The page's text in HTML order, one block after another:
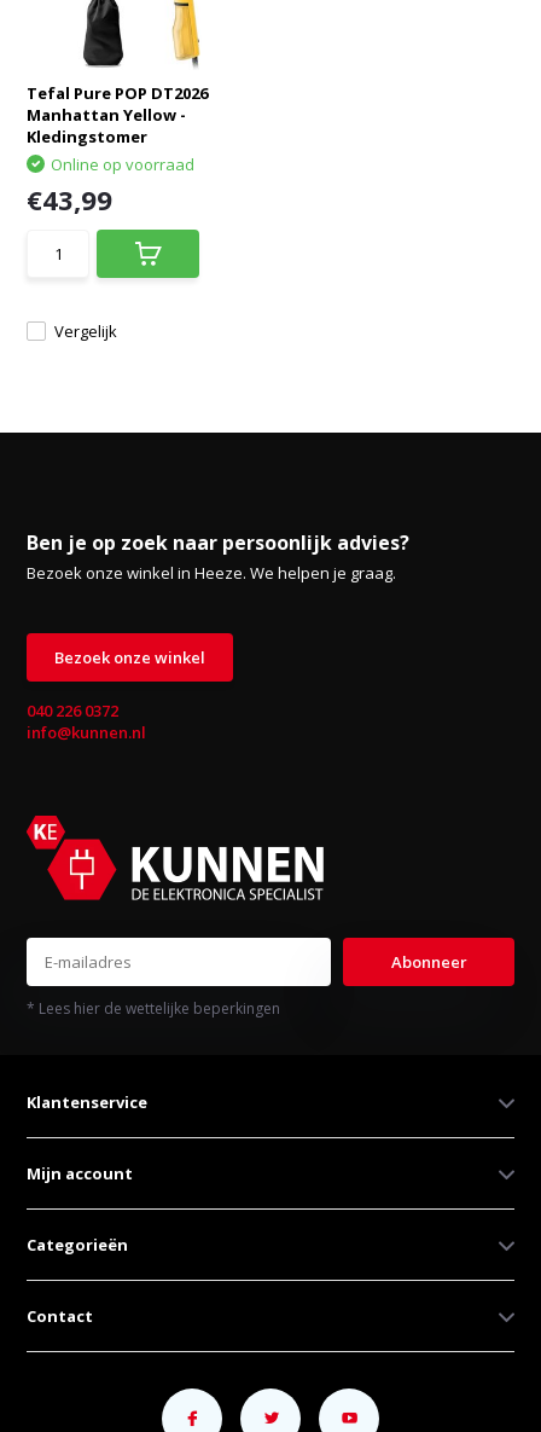
Tefal Pure POP DT2026
Manhattan Yellow -
Kledingstomer
Vergelijk
Online op voorraad
€43,99
Ben je op zoek naar persoonlijk advies?
Bezoek onze winkel in Heeze. We helpen je graag.
Bezoek onze winkel
040 226 0372
info@kunnen.nl
Abonneer
* Lees hier de wettelijke beperkingen
Klantenservice
Mijn account
Categorieën
Contact